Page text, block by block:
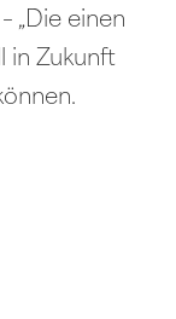
„Die einen
in Zukunft